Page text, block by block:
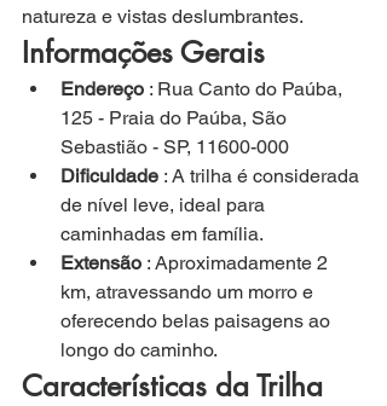
natureza e vistas deslumbrantes.
Informações Gerais
Endereço : Rua Canto do Paúba,
125 - Praia do Paúba, São
Sebastião - SP, 11600-000
Dificuldade : A trilha é considerada
de nível leve, ideal para
caminhadas em família.
Extensão : Aproximadamente 2
km, atravessando um morro e
oferecendo belas paisagens ao
longo do caminho.
Características da Trilha